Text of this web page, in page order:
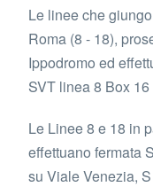
Le linee che
Roma (8 - 18),
Ippodromo ed
SVT linea 8 Box
Le Linee 8 e 18 in
effettuano fermata
su Viale Venezia,